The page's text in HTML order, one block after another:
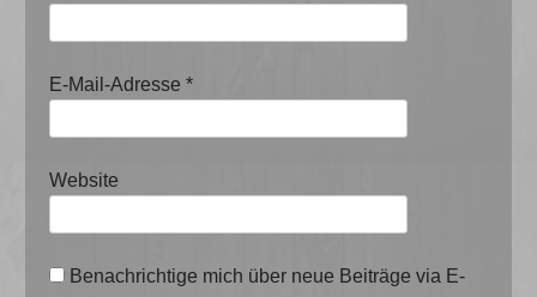
E-Mail-Adresse*
Website
Benachrichtige mich über neue Beiträge via E-